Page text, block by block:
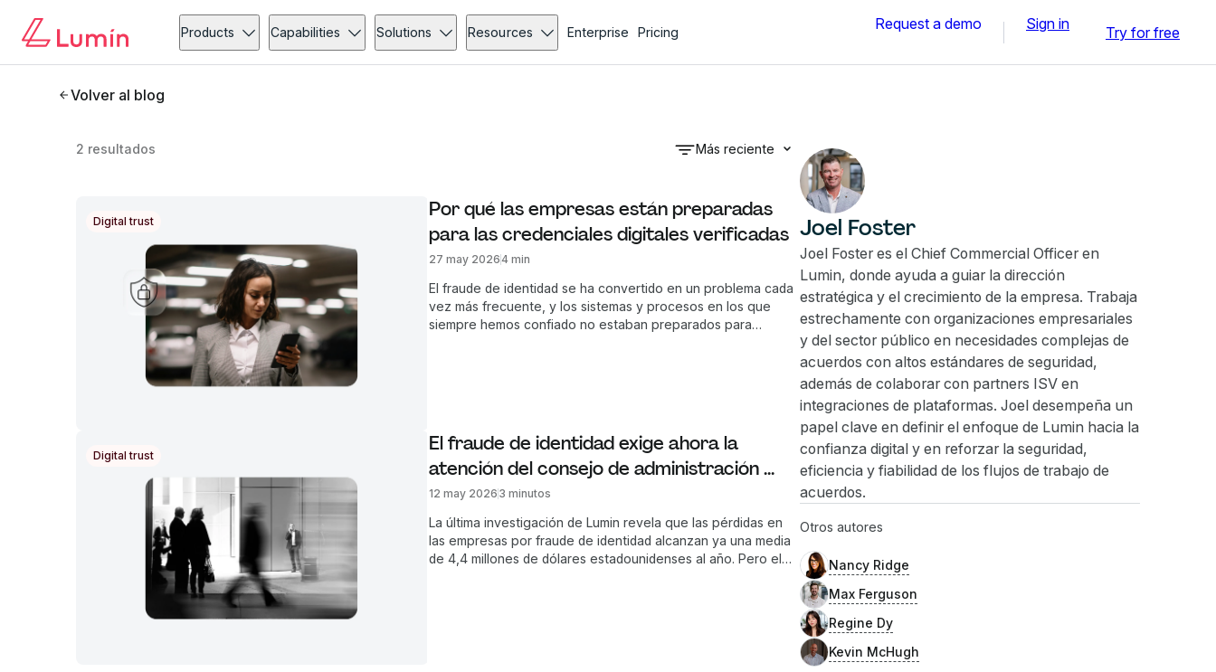
Products Capabilities Solutions Resources Enterprise Pricing Request a demo Sign in Try for free
Volver al blog
Joel Foster
Joel Foster es el Chief Commercial Officer en
Lumin, donde ayuda a guiar la dirección
estratégica y el crecimiento de la empresa. Trabaja
estrechamente con organizaciones empresariales
y del sector público en necesidades complejas de
acuerdos con altos estándares de seguridad,
además de colaborar con partners ISV en
integraciones de plataformas. Joel desempeña un
papel clave en definir el enfoque de Lumin hacia la
confianza digital y en reforzar la seguridad,
eficiencia y fiabilidad de los flujos de trabajo de
acuerdos.
Otros autores
Nancy Ridge
Max Ferguson
Regine Dy
Kevin McHugh
2 resultados Más reciente
Digital trust
Por qué las empresas están preparadas
para las credenciales digitales verificadas
27 may 20264 min
El fraude de identidad se ha convertido en un problema cada
vez más frecuente, y los sistemas y procesos en los que
siempre hemos confiado no estaban preparados para
Digital trust
El fraude de identidad exige ahora la
atención del consejo de administración
empresarial
12 may 2026 3 minutos
La última investigación de Lumin revela que las pérdidas en
las empresas por fraude de identidad alcanzan ya una media
de 4,4 millones de dólares estadounidenses al año. Pero el